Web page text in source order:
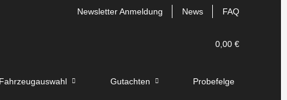
Newsletter Anmeldung News FAQ
0,00 €
Fahrzeugauswahl Gutachten Probefelge